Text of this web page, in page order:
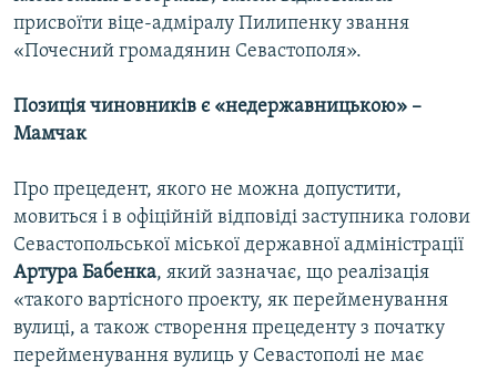
присвоїти віце-адміралу Пилипенку звання
«Почесний громадянин Севастополя».
Позиція чиновників є «недержавницькою» –
Мамчак
Про прецедент, якого не можна допустити,
мовиться і в офіційній відповіді заступника голови
Севастопольської міської державної адміністрації
Артура Бабенка, який зазначає, що реалізація
«такого вартісного проекту, як перейменування
вулиці, а також створення прецеденту з початку
перейменування вулиць у Севастополі не має